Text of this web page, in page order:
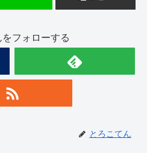
フォローする
とろこてん